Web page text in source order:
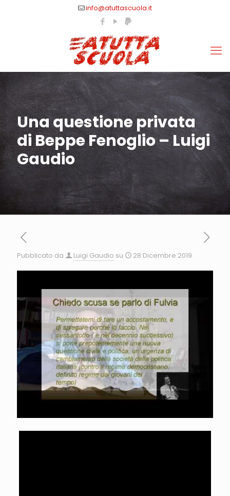
info@atuttascuola.it
Una questione privata
di Beppe Fenoglio – Luigi
Gaudio
Pubblicato da Luigi Gaudio su 28 Dicembre 2019